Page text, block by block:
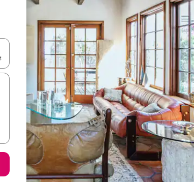
ನ್ಯಾವಿಗೇಟ್ ಮಾಡಿ ಅಥವಾ ಸ್ಪರ್ಶ ಅಥವಾ ಸ್ವೈಪ್ ಗೆಸ್ಚರ್‌ಗಳ